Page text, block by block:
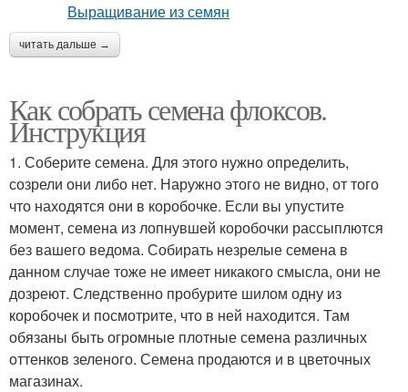
читать дальше →
Как собрать семена флоксов.
Инструкция
1. Соберите семена. Для этого нужно определить,
созрели они либо нет. Наружно этого не видно, от того
что находятся они в коробочке. Если вы упустите
момент, семена из лопнувшей коробочки рассыплются
без вашего ведома. Собирать незрелые семена в
данном случае тоже не имеет никакого смысла, они не
дозреют. Следственно пробурите шилом одну из
коробочек и посмотрите, что в ней находится. Там
обязаны быть огромные плотные семена различных
оттенков зеленого. Семена продаются и в цветочных
магазинах.